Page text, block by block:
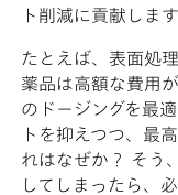
ト削減に貢献します
たとえば、表面処
薬品は高額な費用
のドージングを最
トを抑えつつ、最
れはなぜか？ そう
してしまったら、